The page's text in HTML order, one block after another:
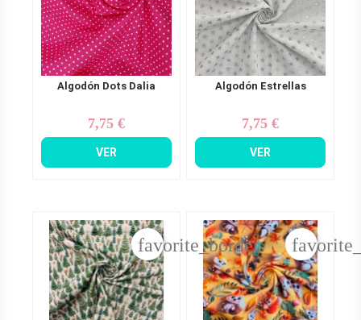
Algodón Dots Dalia
Precio
7,75 €
VER
Algodón Estrellas
Precio
7,75 €
VER
favorite_border